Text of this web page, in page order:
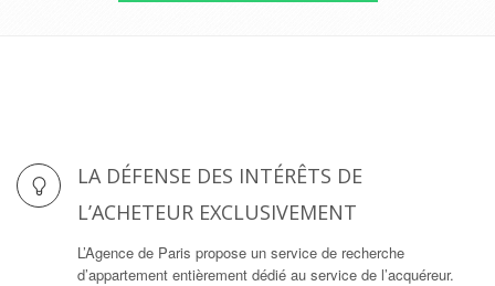
LA DÉFENSE DES INTÉRÊTS DE
L’ACHETEUR EXCLUSIVEMENT
L’Agence de Paris propose un service de recherche
d’appartement entièrement dédié au service de l’acquéreur.